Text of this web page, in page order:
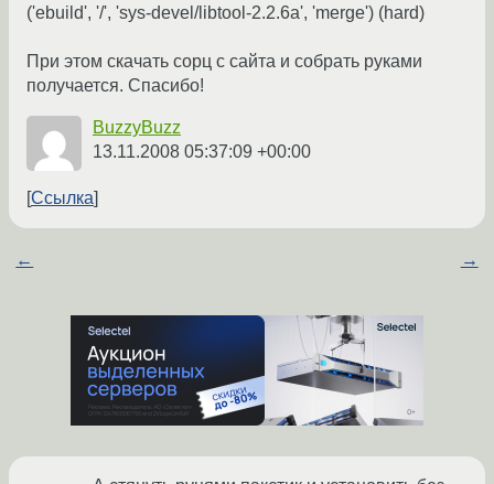
('ebuild', '/', 'sys-devel/libtool-2.2.6a', 'merge') (hard)
При этом скачать сорц с сайта и собрать руками
получается. Спасибо!
BuzzyBuzz
13.11.2008 05:37:09 +00:00
Ссылка
← →